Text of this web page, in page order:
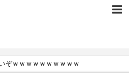
ぞｗｗｗｗｗｗｗｗｗｗ